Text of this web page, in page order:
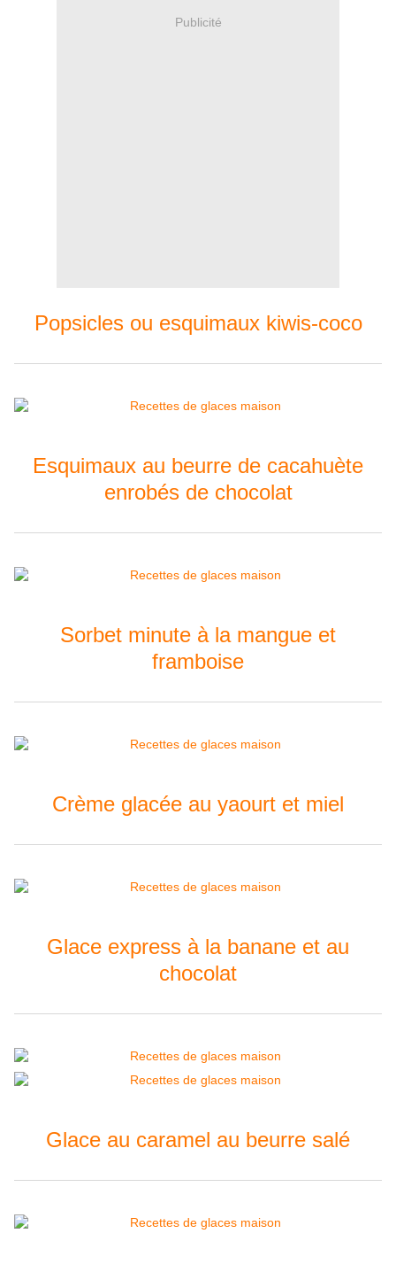
Publicité
Popsicles ou esquimaux kiwis-coco
Esquimaux au beurre de cacahuète
enrobés de chocolat
Sorbet minute à la mangue et
framboise
Crème glacée au yaourt et miel
Glace express à la banane et au
chocolat
Glace au caramel au beurre salé